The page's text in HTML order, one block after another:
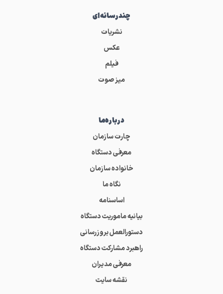
چندرسانه‌ای
نشریات
عکس
فیلم
میز صوت
درباره‌ما
چارت سازمان
معرفی دستگاه
خانواده سازمان
نگاه ما
اساسنامه
بیانیه ماموریت دستگاه
دستورالعمل بروزرسانی
راهبرد مشارکت دستگاه
معرفی مدیران
نقشه سایت